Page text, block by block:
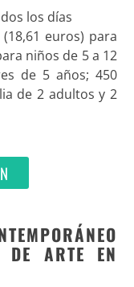
los días
(18,61 euros) para
niños de 5 a 12
de 5 años; 450
de 2 adultos y 2
DE ARTE EN